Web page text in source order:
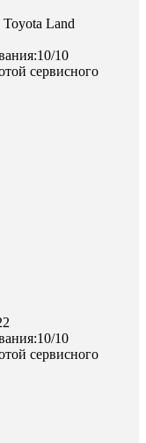
Land
10
сервисного
10
сервисного